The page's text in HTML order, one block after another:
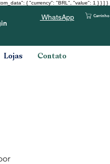
{ "currency": "BRL", "value": 1 } } ] }
Carrinho
WhatsApp
Lojas Contato